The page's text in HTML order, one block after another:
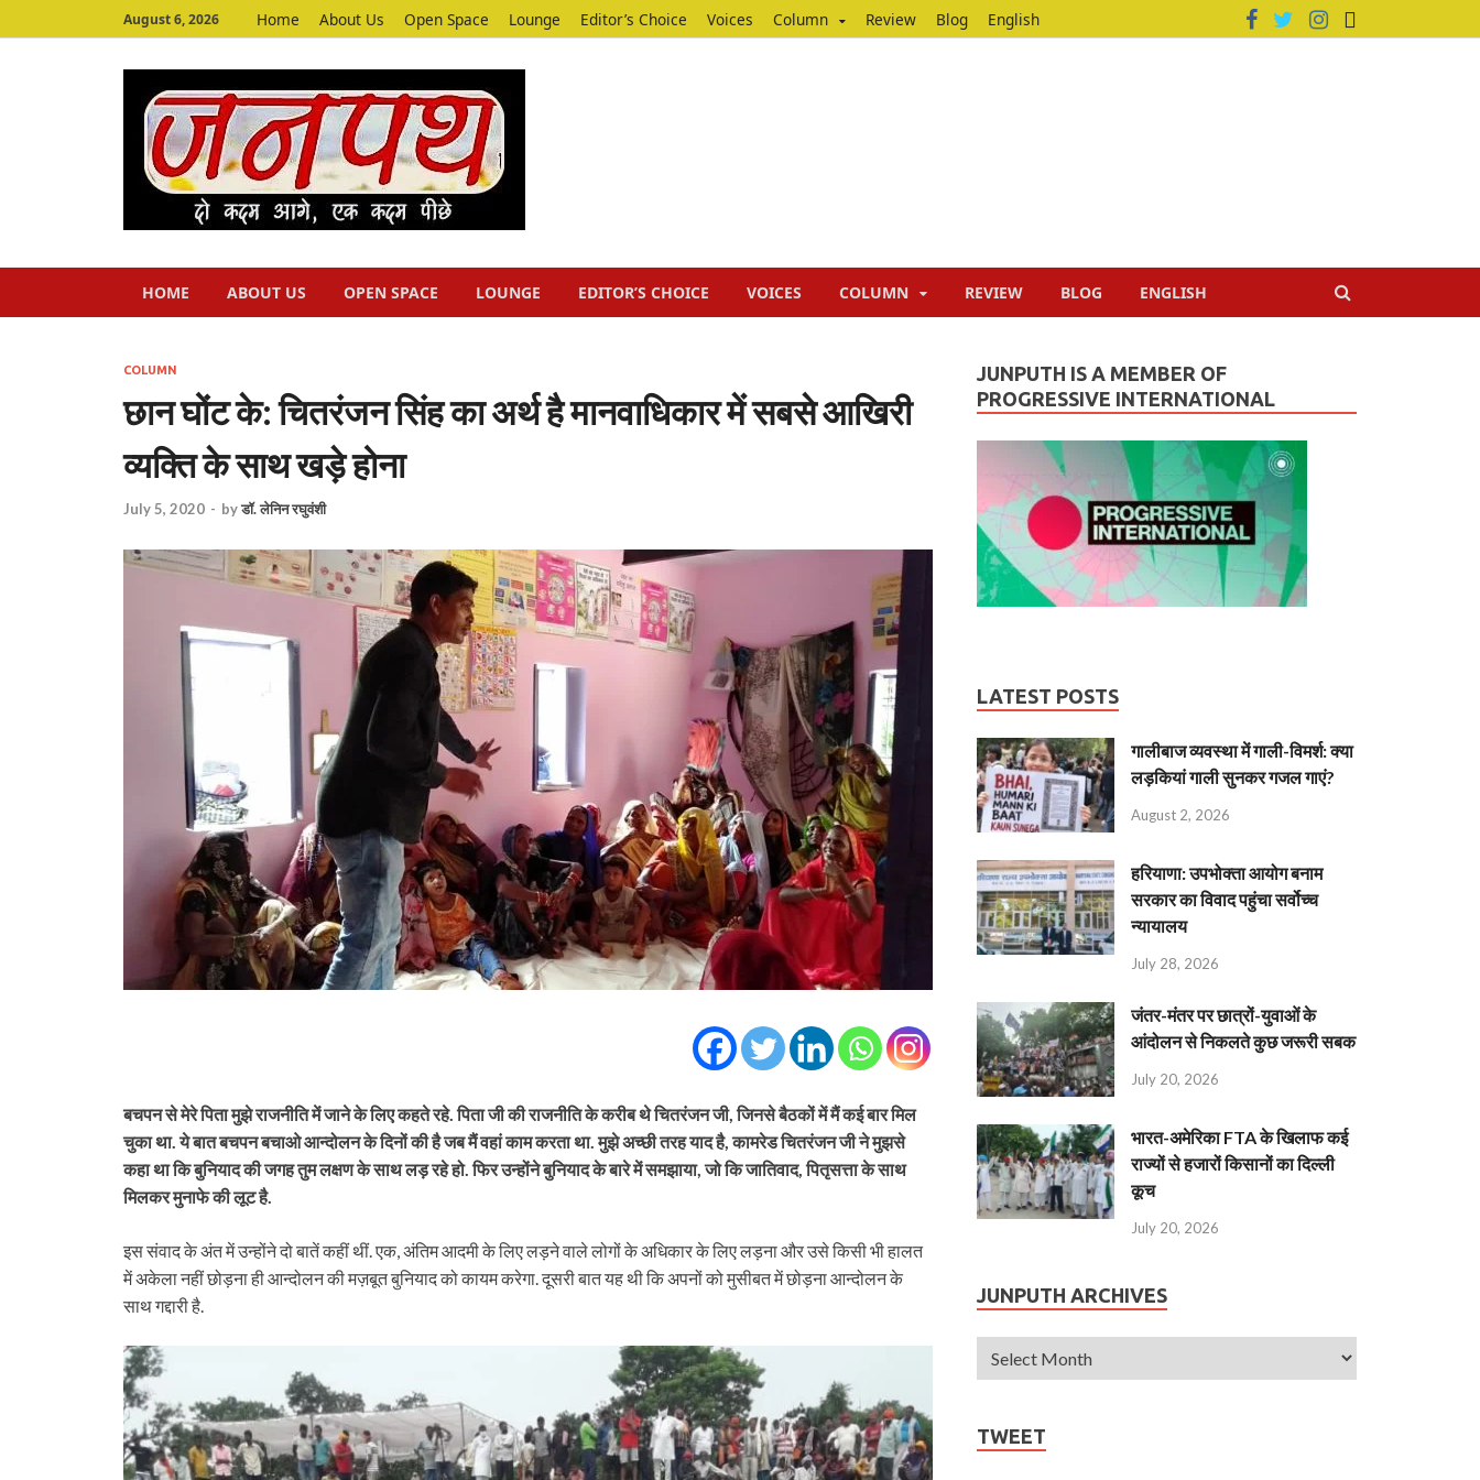
August 6, 2026 Home About Us Open Space Lounge Editor’s Choice Voices Column Review Blog English
HOME ABOUT US OPEN SPACE LOUNGE EDITOR’S CHOICE VOICES COLUMN REVIEW BLOG ENGLISH
COLUMN
छान घोंट के: चितरंजन सिंह का अर्थ है मानवाधिकार में सबसे आखिरी
व्यक्ति के साथ खड़े होना
July 5, 2020 - byडॉ. लेनिन रघुवंशी
बचपन से मेरे पिता मुझे राजनीति में जाने के लिए कहते रहे. पिता जी की राजनीति के करीब थे चितरंजन जी, जिनसे बैठकों में मैं कई बार मिल
चुका था. ये बात बचपन बचाओ आन्दोलन के दिनों की है जब मैं वहां काम करता था. मुझे अच्छी तरह याद है, कामरेड चितरंजन जी ने मुझसे
कहा था कि बुनियाद की जगह तुम लक्षण के साथ लड़ रहे हो. फिर उन्होंने बुनियाद के बारे में समझाया, जो कि जातिवाद, पितृसत्ता के साथ
मिलकर मुनाफे की लूट है.
इस संवाद के अंत में उन्होंने दो बातें कहीं थीं. एक, अंतिम आदमी के लिए लड़ने वाले लोगों के अधिकार के लिए लड़ना और उसे किसी भी हालत
में अकेला नहीं छोड़ना ही आन्दोलन की मज़बूत बुनियाद को कायम करेगा. दूसरी बात यह थी कि अपनों को मुसीबत में छोड़ना आन्दोलन के
साथ गद्दारी है.
JUNPUTH IS A MEMBER OF
PROGRESSIVE INTERNATIONAL
LATEST POSTS
गालीबाज व्‍यवस्‍था में गाली-विमर्श: क्या
लड़कियां गाली सुनकर गजल गाएं?
August 2, 2026
हरियाणा: उपभोक्ता आयोग बनाम
सरकार का विवाद पहुंचा सर्वोच्च
न्यायालय
July 28, 2026
जंतर-मंतर पर छात्रों-युवाओं के
आंदोलन से निकलते कुछ जरूरी सबक
July 20, 2026
भारत-अमेरिका FTA के खिलाफ कई
राज्यों से हजारों किसानों का दिल्ली
कूच
July 20, 2026
JUNPUTH ARCHIVES
TWEET